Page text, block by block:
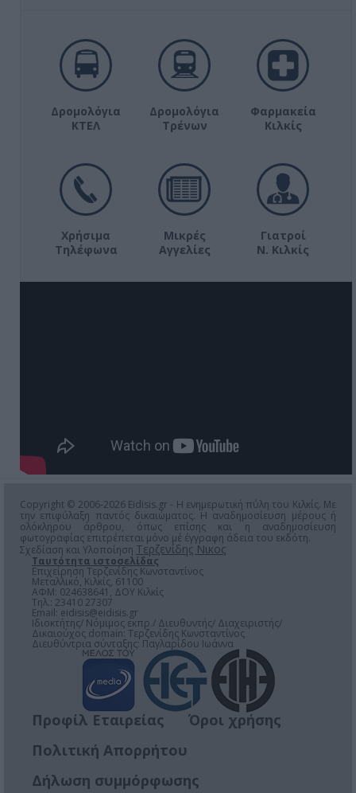
Δρομολόγια
ΚΤΕΛ
Δρομολόγια
Τρένων
Φαρμακεία
Κιλκίς
Χρήσιμα
Τηλέφωνα
Μικρές
Αγγελίες
Γιατροί
Ν. Κιλκίς
Copyright © 2006-2026 Eidisis.gr - Η ενημερωτική πύλη του Κιλκίς. Με
την επιφύλαξη παντός δικαιώματος. Η αναδημοσίευση μέρους ή
ολόκληρου άρθρου, όπως επίσης και η αναδημοσίευση
φωτογραφίας επιτρέπεται μόνο μέ έγγραφη άδεια του εκδότη.
Σχεδίαση και Υλοποίηση Τερζενίδης Νικος
Ταυτότητα ιστοσελίδας
Επιχείρηση Τερζενίδης Κωνσταντίνος
Μεταλλικό, Κιλκίς, 61100
ΑΦΜ: 024638641, ΔΟΥ Κιλκίς
Τηλ.: 23410 27307
Email: eidisis@eidisis.gr
Ιδιοκτήτης/ Νόμιμος εκπρ./ Διευθυντής/ Διαχειριστής/
Δικαιούχος domain: Τερζενίδης Κωνσταντίνος
Διευθύντρια σύνταξης: Παγλαρίδου Ιωάννα
Προφίλ Εταιρείας
Όροι χρήσης
Πολιτική Απορρήτου
Δήλωση συμμόρφωσης